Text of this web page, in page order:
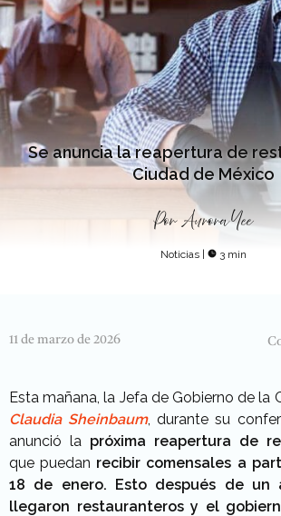
Se anuncia la reapertura de
Ciudad de México
Por Aurora Yee
Noticias 3 min
11 de marzo de 2026
Esta mañana, la Jefa de Gobierno de la
Claudia Sheinbaum, durante su
anunció la próxima reapertura de
que puedan recibir comensales a
18 de enero. Esto después de un
llegaron restauranteros y el